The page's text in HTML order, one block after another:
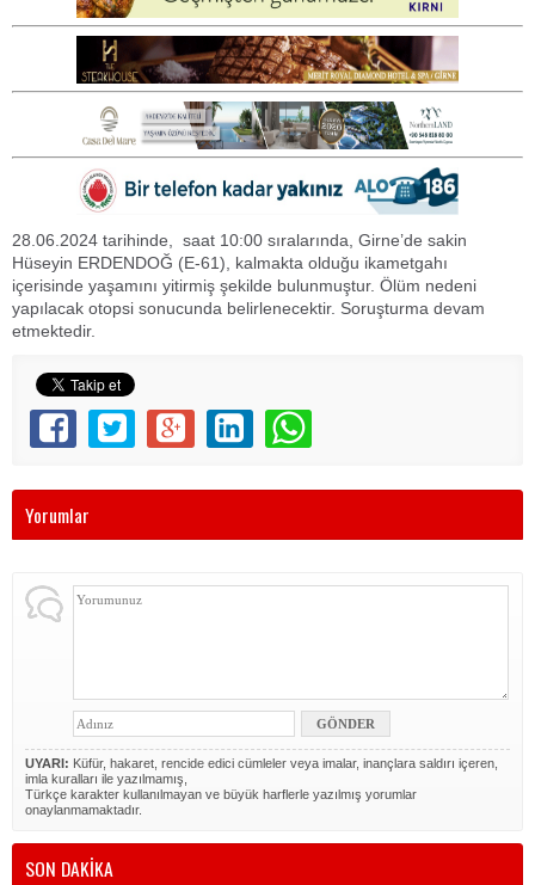
28.06.2024 tarihinde, saat 10:00 sıralarında, Girne’de sakin
Hüseyin ERDENDOĞ (E-61), kalmakta olduğu ikametgahı
içerisinde yaşamını yitirmiş şekilde bulunmuştur. Ölüm nedeni
yapılacak otopsi sonucunda belirlenecektir. Soruşturma devam
etmektedir.
Yorumlar
UYARI: Küfür, hakaret, rencide edici cümleler veya imalar, inançlara saldırı içeren,
imla kuralları ile yazılmamış,
Türkçe karakter kullanılmayan ve büyük harflerle yazılmış yorumlar
onaylanmamaktadır.
SON DAKİKA